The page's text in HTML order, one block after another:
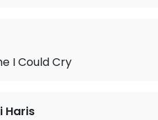
I Could Cry
Haris